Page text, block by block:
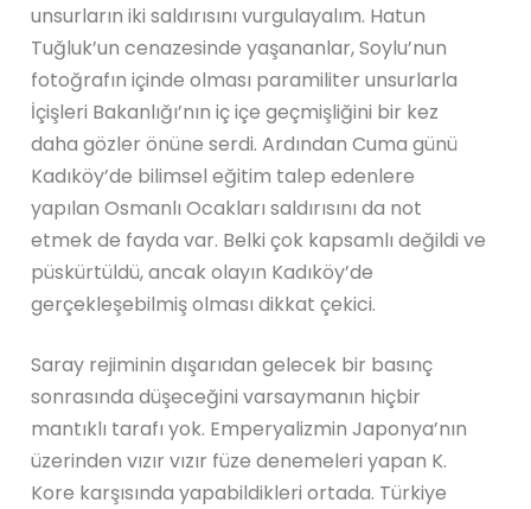
unsurların iki saldırısını vurgulayalım. Hatun
Tuğluk’un cenazesinde yaşananlar, Soylu’nun
fotoğrafın içinde olması paramiliter unsurlarla
İçişleri Bakanlığı’nın iç içe geçmişliğini bir kez
daha gözler önüne serdi. Ardından Cuma günü
Kadıköy’de bilimsel eğitim talep edenlere
yapılan Osmanlı Ocakları saldırısını da not
etmek de fayda var. Belki çok kapsamlı değildi ve
püskürtüldü, ancak olayın Kadıköy’de
gerçekleşebilmiş olması dikkat çekici.
Saray rejiminin dışarıdan gelecek bir basınç
sonrasında düşeceğini varsaymanın hiçbir
mantıklı tarafı yok. Emperyalizmin Japonya’nın
üzerinden vızır vızır füze denemeleri yapan K.
Kore karşısında yapabildikleri ortada. Türkiye